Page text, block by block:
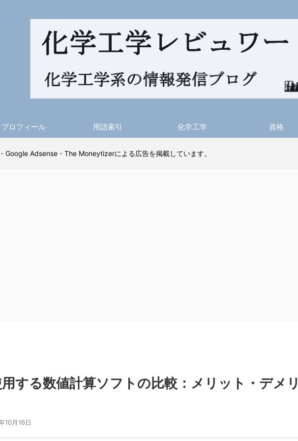
プロフィール 用語索引 化学工学 資格
Google Adsense・The Moneytizerによる広告を掲載しています。
する数値計算ソフトの比較：メリット・デメリ
10月16日